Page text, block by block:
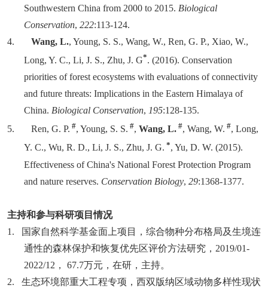
Southwestern China from 2000 to 2015. Biological
Conservation, 222:113-124.
4.
Wang, L., Young, S. S., Wang, W., Ren, G. P., Xiao, W.,
Long, Y. C., Li, J. S., Zhu, J. G*. (2016). Conservation
priorities of forest ecosystems with evaluations of connectivity
and future threats: Implications in the Eastern Himalaya of
China. Biological Conservation, 195:128-135.
5.
Ren, G. P. #, Young, S. S. #, Wang, L. #, Wang, W. #, Long,
Y. C., Wu, R. D., Li, J. S., Zhu, J. G. *, Yu, D. W. (2015).
Effectiveness of China's National Forest Protection Program
and nature reserves. Conservation Biology, 29:1368-1377.
主持和参与科研项目情况
1.
国家自然科学基金面上项目， 综合物种分布格局及生境连
通性的森林保护和恢复优先区评价方法研究 ， 2019/01-
2022/12 ， 67.7万元，在研，主持。
2.
生态环境部重大工程专项，西双版纳区域动物多样性现状